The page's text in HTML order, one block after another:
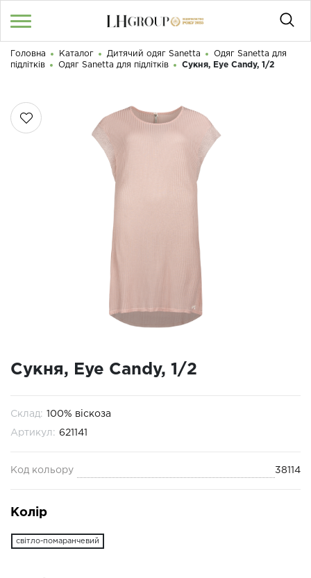
UA|RU
КАТАЛОГ
Графік роботи з 9:00 до 21:00
Доброго дня! Що Ви шукаєте?
Головна Каталог Дитячий одяг Sanetta
Одяг Sanetta для
підлітків
Одяг Sanetta для підлітків Сукня, Eye Candy, 1/2
Сукня, Eye Candy, 1/2
Склад: 100% віскоза
Артикул: 621141
Код кольору 38114
Колір
світло-помаранчевий